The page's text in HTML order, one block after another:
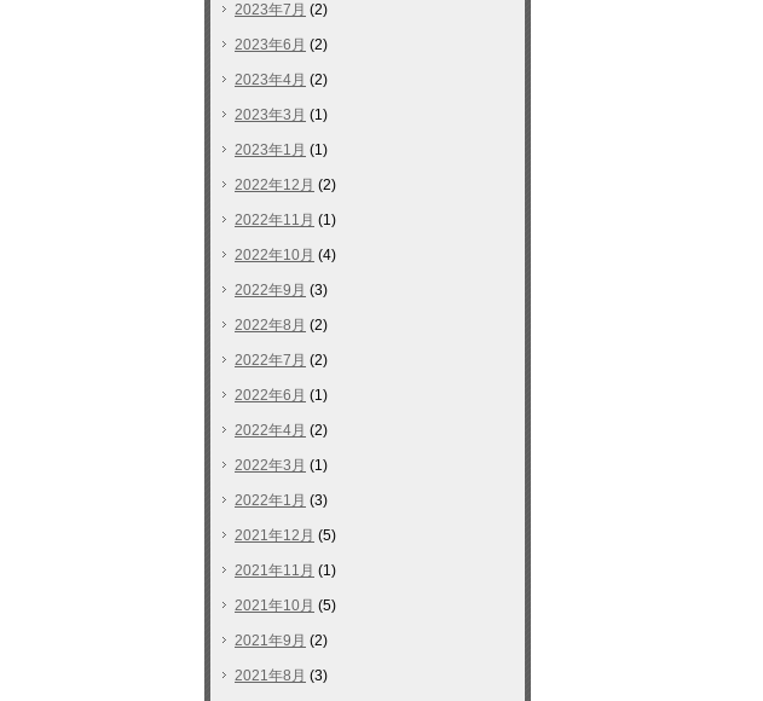
2023年7月 (2)
2023年6月 (2)
2023年4月 (2)
2023年3月 (1)
2023年1月 (1)
2022年12月 (2)
2022年11月 (1)
2022年10月 (4)
2022年9月 (3)
2022年8月 (2)
2022年7月 (2)
2022年6月 (1)
2022年4月 (2)
2022年3月 (1)
2022年1月 (3)
2021年12月 (5)
2021年11月 (1)
2021年10月 (5)
2021年9月 (2)
2021年8月 (3)